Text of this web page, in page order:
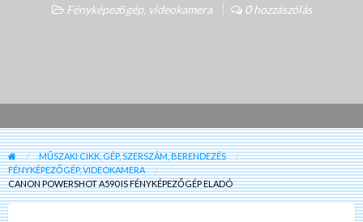
Fényképezőgép, videokamera 0 hozzászólás
MŰSZAKI CIKK, GÉP, SZERSZÁM, BERENDEZÉS
FÉNYKÉPEZŐGÉP, VIDEOKAMERA
CANON POWERSHOT A590 IS FÉNYKÉPEZŐGÉP ELADÓ